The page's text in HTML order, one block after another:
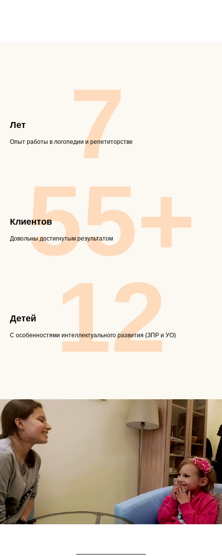
Лет
Опыт работы в логопедии и репетиторстве
7
Клиентов
Довольны достигнутым результатом
55+
Детей
С особенностями интеллектуального развития (ЗПР и УО)
12